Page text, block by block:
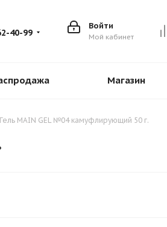
Войти
Мой кабинет
40-99
Магазин
Гель MAIN GEL №04 камуфлирующий 50 г.